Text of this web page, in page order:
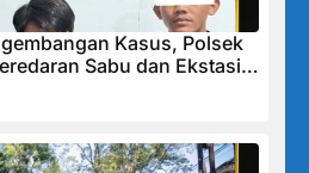
Kasus, Polsek
Sabu dan Ekstasi
Diamankan